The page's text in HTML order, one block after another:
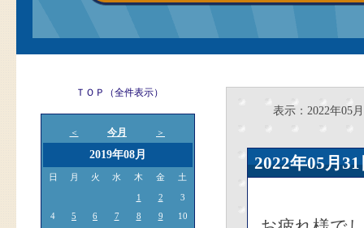
ＴＯＰ（全件表示）
＜ 今月 ＞
2019年08月
日 月 火 水 木 金 土
1 2
3
4
5 6 7 8 9
10
表示：2022年05月
2022年05